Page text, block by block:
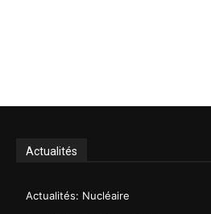
Actualités
Actualités: Nucléaire